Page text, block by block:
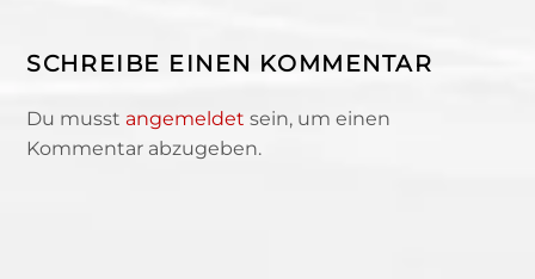
SCHREIBE EINEN KOMMENTAR
Du musst angemeldet sein, um einen
Kommentar abzugeben.